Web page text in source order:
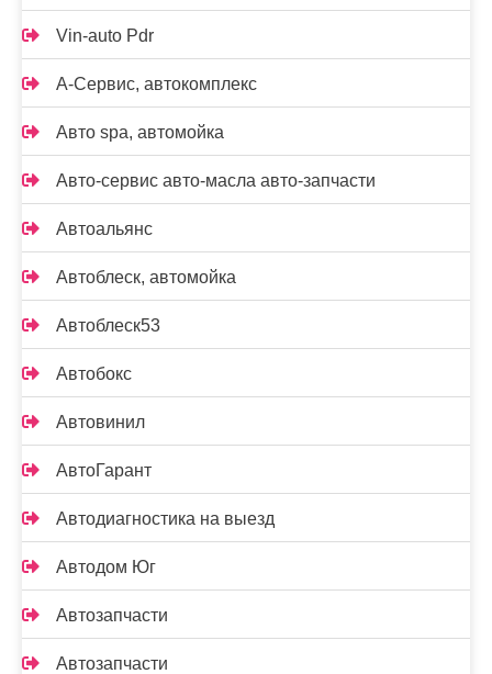
Vin-auto Pdr
А-Сервис, автокомплекс
Авто spa, автомойка
Авто-сервис авто-масла авто-запчасти
Автоальянс
Автоблеск, автомойка
Автоблеск53
Автобокс
Автовинил
АвтоГарант
Автодиагностика на выезд
Автодом Юг
Автозапчасти
Автозапчасти